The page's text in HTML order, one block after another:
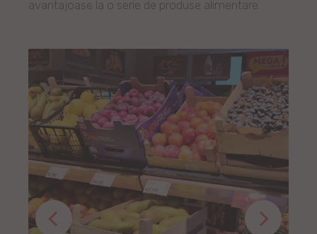
avantajoase la o serie de produse alimentare.